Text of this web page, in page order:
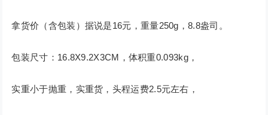
拿货价（含包装）据说是16元，重量250g，8.8盎司。
包装尺寸：16.8X9.2X3CM，体积重0.093kg，
实重小于抛重，实重货，头程运费2.5元左右，